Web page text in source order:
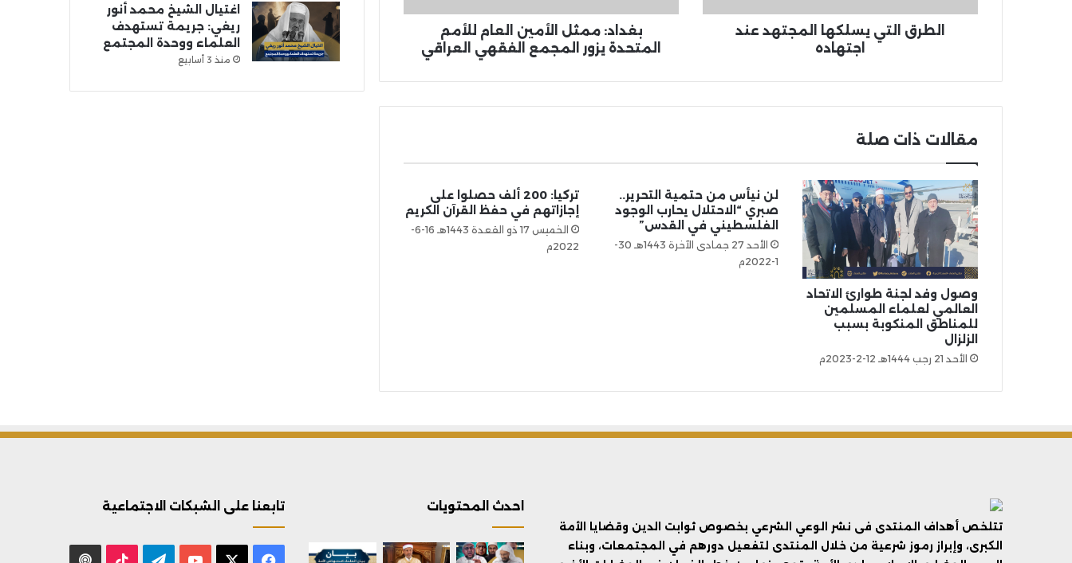
الطرق التي يسلكها المجتهد عند
اجتهاده
بغداد: ممثل الأمين العام للأمم
المتحدة يزور المجمع الفقهي العراقي
مقالات ذات صلة
وصول وفد لجنة طوارئ الاتحاد
العالمي لعلماء المسلمين
للمناطق المنكوبة بسبب
الزلزال
الأحد 21 رجب 1444هـ 12-2-2023م
لن نيأس من حتمية التحرير..
صبري “الاحتلال يحارب الوجود
الفلسطيني في القدس”
الأحد 27 جمادى الآخرة 1443هـ 30-
1-2022م
تركيا: 200 ألف حصلوا على
إجازاتهم في حفظ القرآن الكريم
الخميس 17 ذو القعدة 1443هـ 16-6-
2022م
اغتيال الشيخ محمد أنور
ريغي: جريمة تستهدف
العلماء ووحدة المجتمع
منذ 3 أسابيع
تتلخص أهداف المنتدى فى نشر الوعي الشرعي بخصوص ثوابت الدين وقضايا الأمة
الكبرى، وإبراز رموز شرعية من خلال المنتدى لتفعيل دورهم في المجتمعات، وبناء
احدث المحتويات تابعنا على الشبكات الاجتماعية